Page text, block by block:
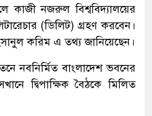
কাজী নজরুল বিশ্ববিদ্যালয়ের
(ডিলিট) গ্রহণ করবেন।
করিম এ তথ্য জানিয়েছেন।
নবনির্মিত বাংলাদেশ ভবনের
দ্বিপাক্ষিক বৈঠকে মিলিত